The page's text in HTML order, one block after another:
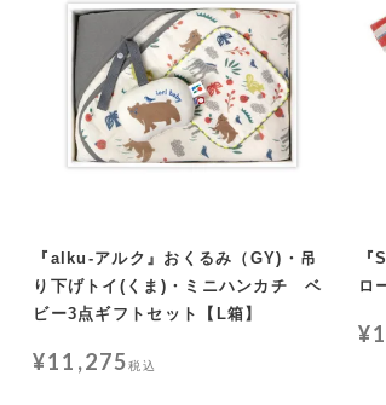
『alku-アルク』おくるみ（GY)・吊
り下げトイ(くま)・ミニハンカチ ベ
ビー3点ギフトセット【L箱】
¥11,275税込
ロ
¥